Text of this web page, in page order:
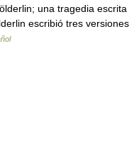
una tragedia escrita
escribió tres versiones